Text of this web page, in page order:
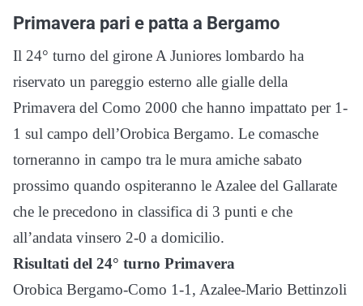
Primavera pari e patta a Bergamo
Il 24° turno del girone A Juniores lombardo ha
riservato un pareggio esterno alle gialle della
Primavera del Como 2000 che hanno impattato per 1-
1 sul campo dell’Orobica Bergamo. Le comasche
torneranno in campo tra le mura amiche sabato
prossimo quando ospiteranno le Azalee del Gallarate
che le precedono in classifica di 3 punti e che
all’andata vinsero 2-0 a domicilio.
Risultati del 24° turno Primavera
Orobica Bergamo-Como 1-1, Azalee-Mario Bettinzoli